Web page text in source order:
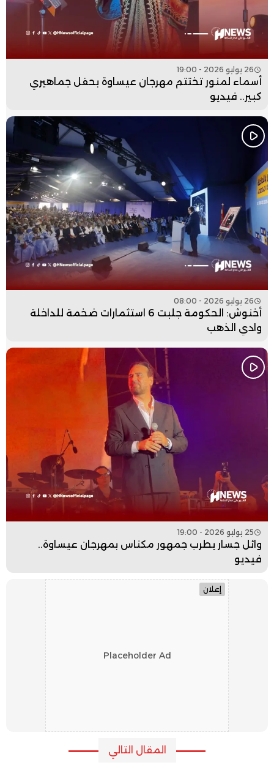
26 يوليو 2026 - 19:00
أسماء لمنور تختتم مهرجان عيساوة بحفل جماهيري
كبير.. فيديو
26 يوليو 2026 - 08:00
أخنوش: الحكومة جلبت 6 استثمارات ضخمة للداخلة
وادي الذهب
25 يوليو 2026 - 19:00
وائل جسار يطرب جمهور مكناس بمهرجان عيساوة..
فيديو
إعلان
Placeholder Ad
المقال التالي